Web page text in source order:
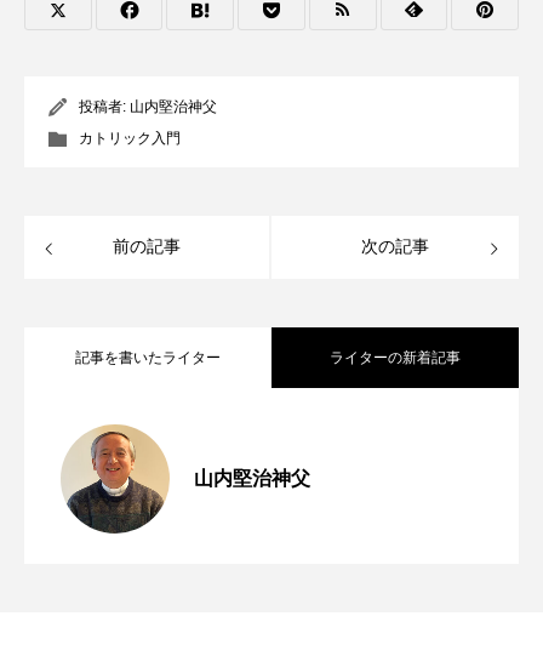
投稿者: 山内堅治神父
カトリック入門
前の記事 次の記事
記事を書いたライター ライターの新着記事
山内堅治神父
2026.08.07
2026.08.06